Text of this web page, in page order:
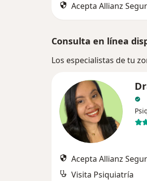
Acepta Allianz
Consulta en línea
Los especialistas de tu
Acepta Allianz
Visita Psiquiatría